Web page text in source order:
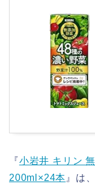
『小岩井 キリン
200ml×24本 』は